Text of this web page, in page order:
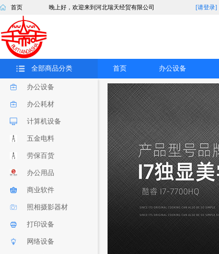
首页 晚上好，欢迎来到河北瑞天经贸有限公司 [请登录]
全部商品分类 首页 办公设备
办公设备
办公耗材
计算机设备
五金电料
劳保百货
办公用品
商业软件
照相摄影器材
打印设备
网络设备